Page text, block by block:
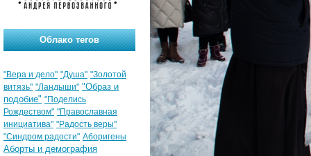
Облако тегов
"Вера и дело" "Душа" "Золотой
витязь" "Ландыши" "Образ и
подобие" "Поделись
Рождеством" "Православная
инициатива" "Радость веры"
"Синдром радости" Аборигены
Аборты и демография